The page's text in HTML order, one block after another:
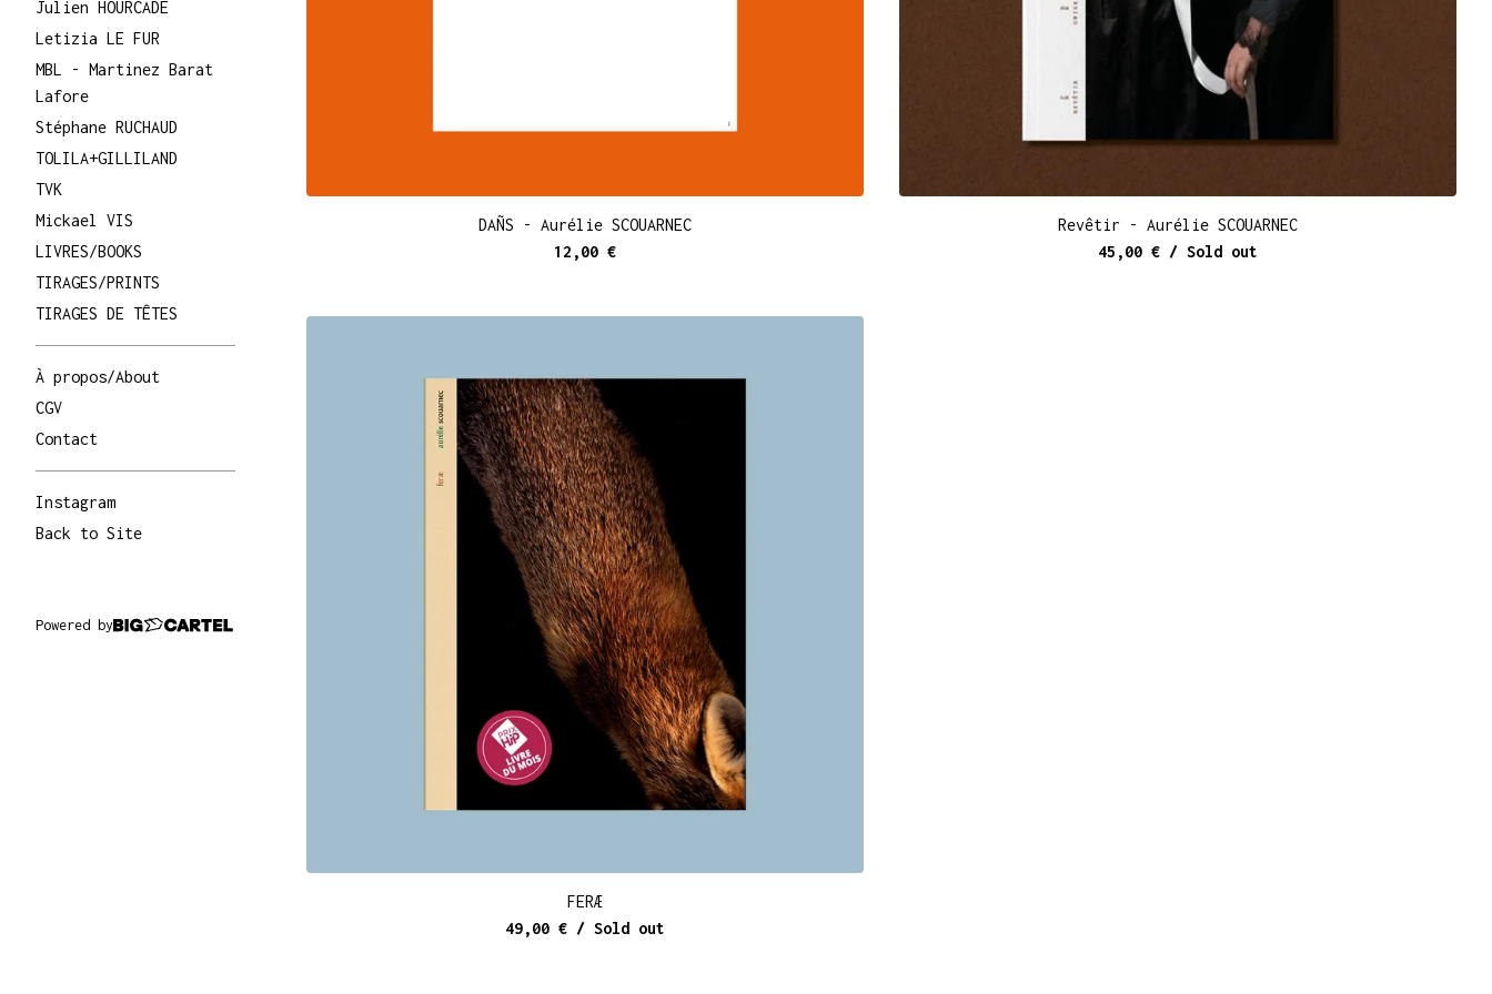
Julien HOURCADE
Letizia LE FUR
MBL - Martinez Barat
Lafore
Stéphane RUCHAUD
TOLILA+GILLILAND
TVK
Mickael VIS
LIVRES/BOOKS
TIRAGES/PRINTS
TIRAGES DE TÊTES
À propos/About
CGV
Contact
Instagram
Back to Site
Powered by
DAÑS - Aurélie SCOUARNEC
12,00 €
Revêtir - Aurélie SCOUARNEC
45,00 € / Sold out
FERÆ
49,00 € / Sold out